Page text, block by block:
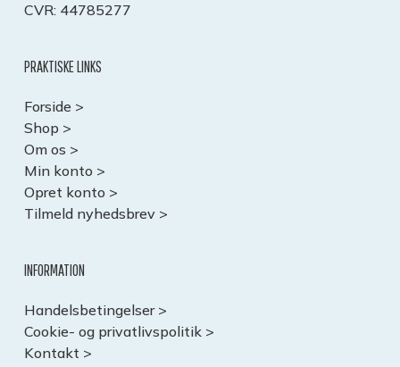
CVR: 44785277
PRAKTISKE LINKS
Forside >
Shop >
Om os >
Min konto >
Opret konto >
Tilmeld nyhedsbrev >
INFORMATION
Handelsbetingelser >
Cookie- og privatlivspolitik >
Kontakt >